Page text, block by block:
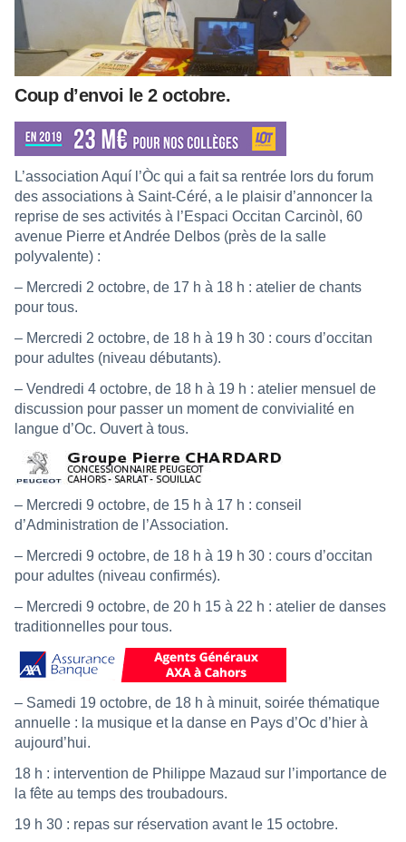
Coup d’envoi le 2 octobre.
L’association Aquí l’Òc qui a fait sa rentrée lors du forum
des associations à Saint-Céré, a le plaisir d’annoncer la
reprise de ses activités à l’Espaci Occitan Carcinòl, 60
avenue Pierre et Andrée Delbos (près de la salle
polyvalente) :
– Mercredi 2 octobre, de 17 h à 18 h : atelier de chants
pour tous.
– Mercredi 2 octobre, de 18 h à 19 h 30 : cours d’occitan
pour adultes (niveau débutants).
– Vendredi 4 octobre, de 18 h à 19 h : atelier mensuel de
discussion pour passer un moment de convivialité en
langue d’Oc. Ouvert à tous.
– Mercredi 9 octobre, de 15 h à 17 h : conseil
d’Administration de l’Association.
– Mercredi 9 octobre, de 18 h à 19 h 30 : cours d’occitan
pour adultes (niveau confirmés).
– Mercredi 9 octobre, de 20 h 15 à 22 h : atelier de danses
traditionnelles pour tous.
– Samedi 19 octobre, de 18 h à minuit, soirée thématique
annuelle : la musique et la danse en Pays d’Oc d’hier à
aujourd’hui.
18 h : intervention de Philippe Mazaud sur l’importance de
la fête au temps des troubadours.
19 h 30 : repas sur réservation avant le 15 octobre.